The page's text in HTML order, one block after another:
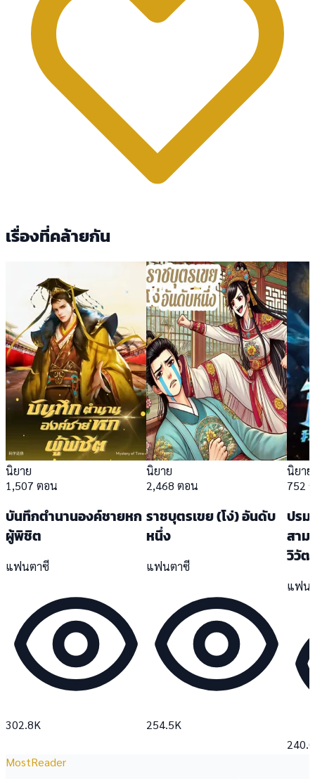
เรื่องที่คล้ายกัน
นิยาย
1,507 ตอน
บันทึกตำนานองค์ชายหก
ผู้พิชิต
แฟนตาซี
302.8K
นิยาย
2,468 ตอน
ราชบุตรเขย (โง่) อันดับ
หนึ่ง
แฟนตาซี
254.5K
นิยาย
752
ปรม
สาม
วิวัฒ
แฟน
MostReader